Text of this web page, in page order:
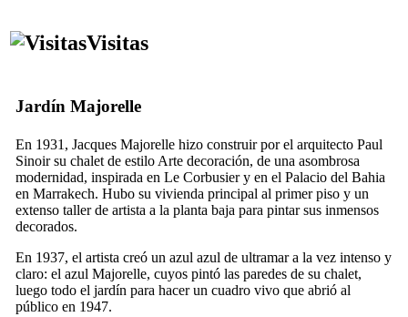
Visitas
Jardín Majorelle
En 1931, Jacques Majorelle hizo construir por el arquitecto Paul
Sinoir su chalet de estilo Arte decoración, de una asombrosa
modernidad, inspirada en Le Corbusier y en el Palacio del Bahia
en Marrakech. Hubo su vivienda principal al primer piso y un
extenso taller de artista a la planta baja para pintar sus inmensos
decorados.
En 1937, el artista creó un azul azul de ultramar a la vez intenso y
claro: el azul Majorelle, cuyos pintó las paredes de su chalet,
luego todo el jardín para hacer un cuadro vivo que abrió al
público en 1947.